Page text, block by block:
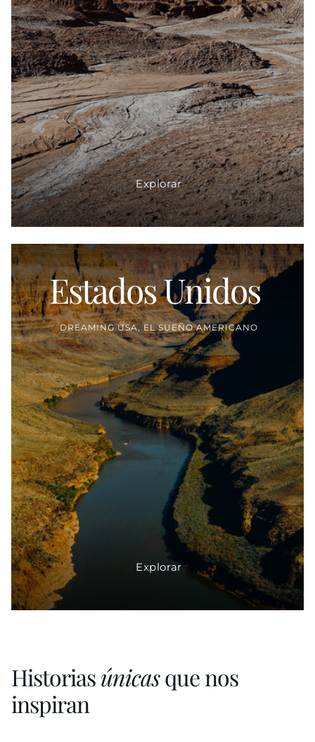
Explorar
Proveedor:
Estados Unidos
DREAMING USA, EL SUEÑO AMERICANO
Explorar
Historiasúnicasque nos
inspiran